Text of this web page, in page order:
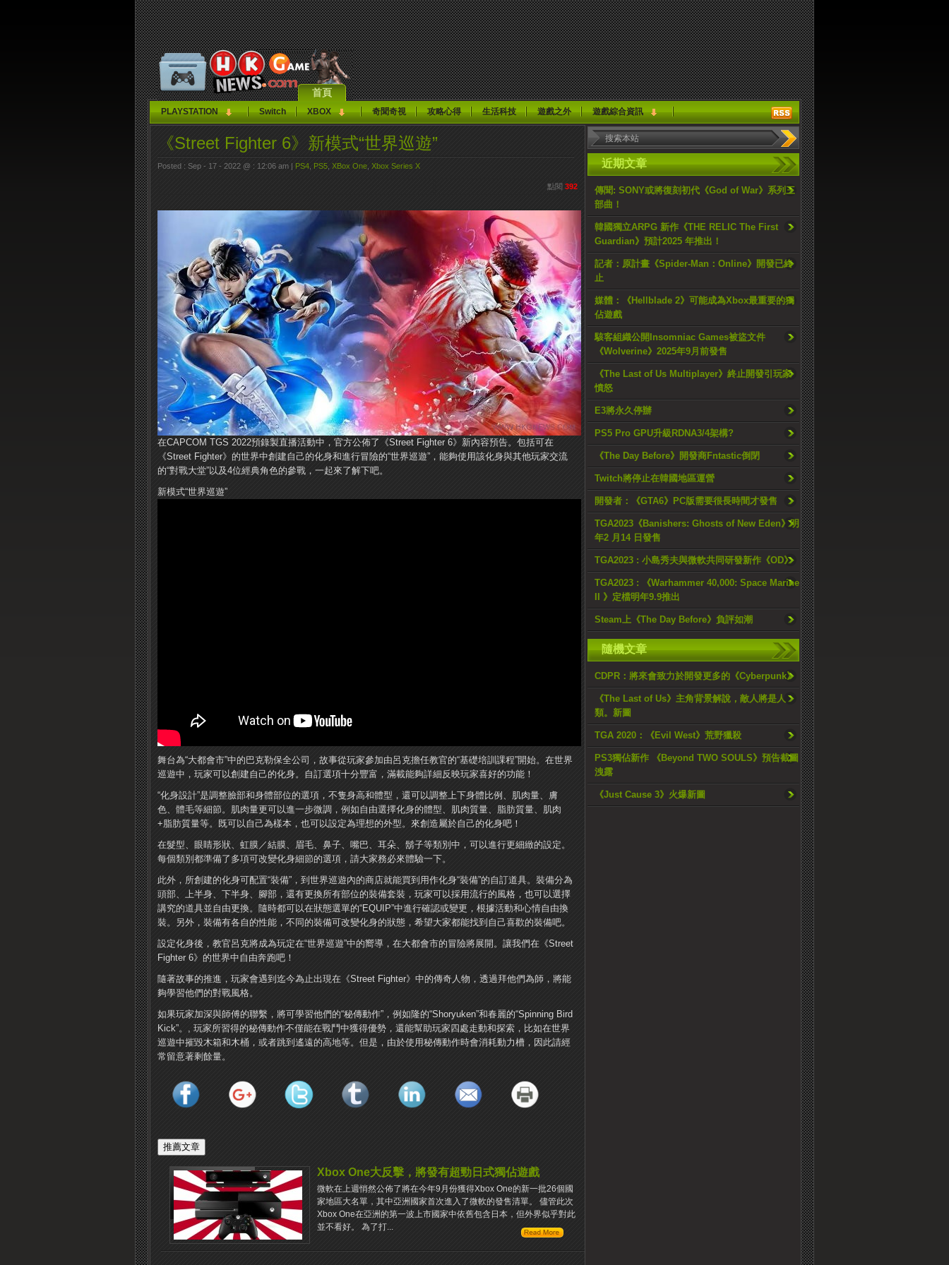
首頁
PLAYSTATION Switch XBOX 奇聞奇視 攻略心得 生活科技 遊戲之外 遊戲綜合資訊
近期文章
傳聞: SONY或將復刻初代《God of War》系列三
部曲！
韓國獨立ARPG 新作《THE RELIC The First
Guardian》預計2025 年推出！
記者：原計畫《Spider-Man：Online》開發已終
止
媒體：《Hellblade 2》可能成為Xbox最重要的獨
佔遊戲
駭客組織公開Insomniac Games被盜文件
《Wolverine》2025年9月前發售
《The Last of Us Multiplayer》終止開發引玩家
憤怒
E3將永久停辦
PS5 Pro GPU升級RDNA3/4架構?
《The Day Before》開發商Fntastic倒閉
Twitch將停止在韓國地區運營
開發者：《GTA6》PC版需要很長時間才發售
TGA2023《Banishers: Ghosts of New Eden》明
年2 月14 日發售
TGA2023 : 小島秀夫與微軟共同研發新作《OD》
TGA2023 : 《Warhammer 40,000: Space Marine
II 》定檔明年9.9推出
Steam上《The Day Before》負評如潮
隨機文章
CDPR：將來會致力於開發更多的《Cyberpunk》
《The Last of Us》主角背景解說，敵人將是人
類。新圖
TGA 2020：《Evil West》荒野獵殺
PS3獨佔新作 《Beyond TWO SOULS》預告截圖
洩露
《Just Cause 3》火爆新圖
《Street Fighter 6》新模式“世界巡遊”
Posted : Sep - 17 - 2022 @ : 12:06 am | PS4 PS5 XBox One Xbox Series X
點閱 392
在CAPCOM TGS 2022預錄製直播活動中，官方公佈了《Street Fighter 6》新內容預告。包括可在
《Street Fighter》的世界中創建自己的化身和進行冒險的“世界巡遊”，能夠使用該化身與其他玩家交流
的“對戰大堂”以及4位經典角色的參戰，一起來了解下吧。
新模式“世界巡遊”
舞台為“大都會市”中的巴克勒保全公司，故事從玩家參加由呂克擔任教官的“基礎培訓課程”開始。在世界
巡遊中，玩家可以創建自己的化身。自訂選項十分豐富，滿載能夠詳細反映玩家喜好的功能！
“化身設計”是調整臉部和身體部位的選項，不隻身高和體型，還可以調整上下身體比例、肌肉量、膚
色、體毛等細節。肌肉量更可以進一步微調，例如自由選擇化身的體型、肌肉質量、脂肪質量、肌肉
+脂肪質量等。既可以自己為樣本，也可以設定為理想的外型。來創造屬於自己的化身吧！
在髮型、眼睛形狀、虹膜／結膜、眉毛、鼻子、嘴巴、耳朵、鬍子等類別中，可以進行更細緻的設定。
每個類別都準備了多項可改變化身細節的選項，請大家務必來體驗一下。
此外，所創建的化身可配置“裝備”，到世界巡遊內的商店就能買到用作化身“裝備”的自訂道具。裝備分為
頭部、上半身、下半身、腳部，還有更換所有部位的裝備套裝，玩家可以採用流行的風格，也可以選擇
講究的道具並自由更換。隨時都可以在狀態選單的“EQUIP”中進行確認或變更，根據活動和心情自由換
裝。另外，裝備有各自的性能，不同的裝備可改變化身的狀態，希望大家都能找到自己喜歡的裝備吧。
設定化身後，教官呂克將成為玩定在“世界巡遊”中的嚮導，在大都會市的冒險將展開。讓我們在《Street
Fighter 6》的世界中自由奔跑吧！
隨著故事的推進，玩家會遇到迄今為止出現在《Street Fighter》中的傳奇人物，透過拜他們為師，將能
夠學習他們的對戰風格。
如果玩家加深與師傅的聯繫，將可學習他們的“秘傳動作”，例如隆的“Shoryuken”和春麗的“Spinning Bird
Kick”。, 玩家所習得的秘傳動作不僅能在戰鬥中獲得優勢，還能幫助玩家四處走動和探索，比如在世界
巡遊中摧毀木箱和木桶，或者跳到遙遠的高地等。但是，由於使用秘傳動作時會消耗動力槽，因此請經
常留意著剩餘量。
Xbox One大反擊，將發有超勁日式獨佔遊戲
微軟在上週悄然公佈了將在今年9月份獲得Xbox One的新一批26個國
家地區大名單，其中亞洲國家首次進入了微軟的發售清單。 儘管此次
Xbox One在亞洲的第一波上市國家中依舊包含日本，但外界似乎對此
並不看好。 為了打...